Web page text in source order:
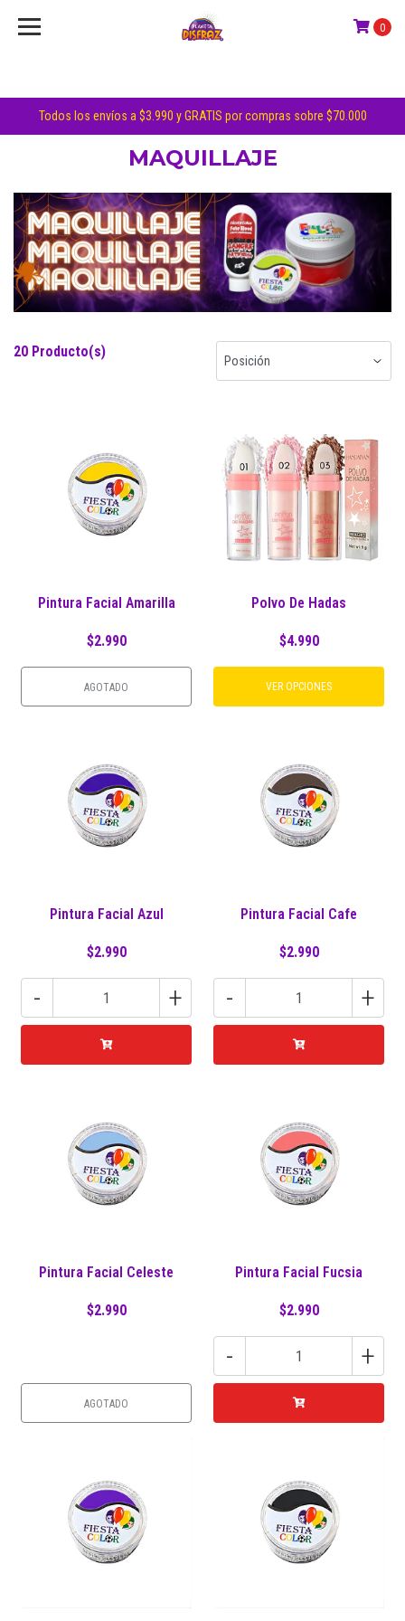
Todos los envíos a $3.990 y GRATIS por compras sobre $70.000
0
MAQUILLAJE
20 Producto(s)
Pintura Facial Amarilla
$2.990
AGOTADO
Polvo De Hadas
$4.990
VER OPCIONES
Pintura Facial Azul
$2.990
- +
Pintura Facial Cafe
$2.990
- +
Pintura Facial Celeste
$2.990
AGOTADO
Pintura Facial Fucsia
$2.990
- +